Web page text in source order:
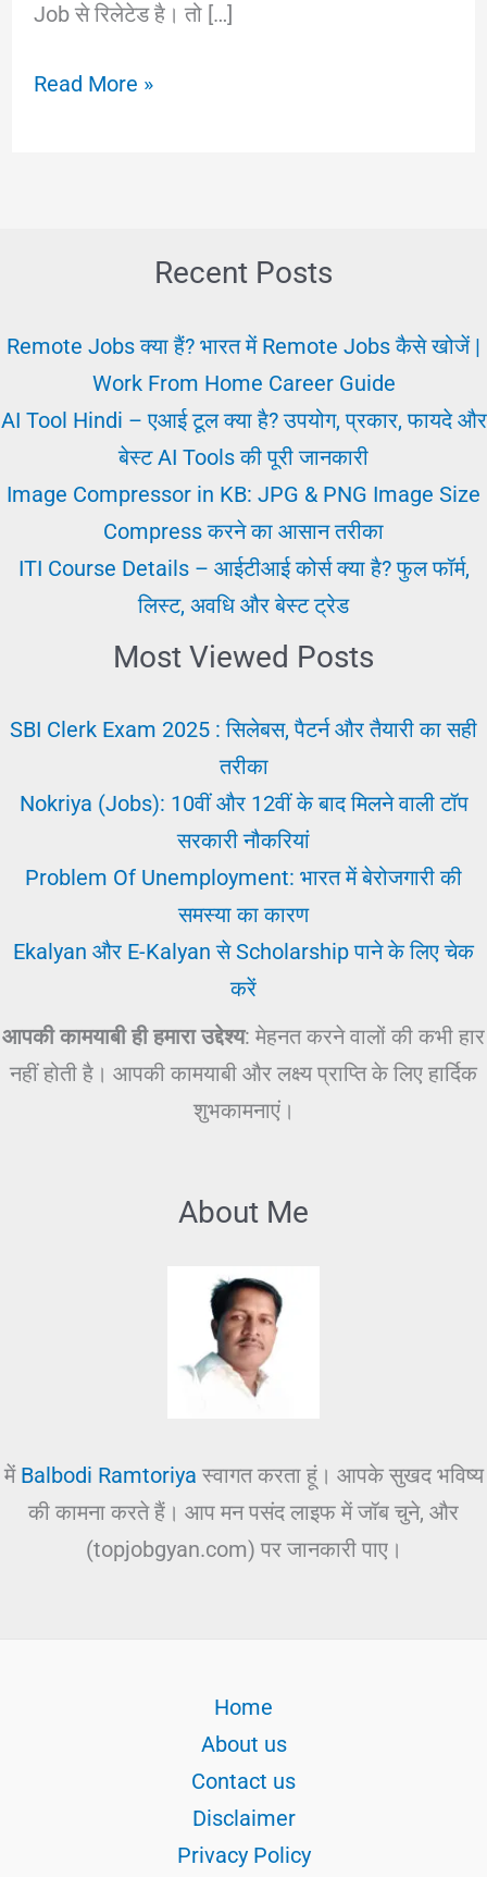
Job से रिलेटेड है। तो […]
12th
की
प्रक्रिया-
Railway
ki
Read More »
Recent Posts
Remote Jobs क्या हैं? भारत में Remote Jobs कैसे खोजें |
Work From Home Career Guide
AI Tool Hindi – एआई टूल क्या है? उपयोग, प्रकार, फायदे और
बेस्ट AI Tools की पूरी जानकारी
Image Compressor in KB: JPG & PNG Image Size
Compress करने का आसान तरीका
ITI Course Details – आईटीआई कोर्स क्या है? फुल फॉर्म,
लिस्ट, अवधि और बेस्ट ट्रेड
Most Viewed Posts
SBI Clerk Exam 2025 : सिलेबस, पैटर्न और तैयारी का सही
तरीका
Nokriya (Jobs): 10वीं और 12वीं के बाद मिलने वाली टॉप
सरकारी नौकरियां
Problem Of Unemployment: भारत में बेरोजगारी की
समस्या का कारण
Ekalyan और E-Kalyan से Scholarship पाने के लिए चेक
करें
आपकी कामयाबी ही हमारा उद्देश्य: मेहनत करने वालों की कभी हार
नहीं होती है। आपकी कामयाबी और लक्ष्य प्राप्ति के लिए हार्दिक
शुभकामनाएं।
About Me
में Balbodi Ramtoriya स्वागत करता हूं। आपके सुखद भविष्य
की कामना करते हैं। आप मन पसंद लाइफ में जॉब चुने, और
(topjobgyan.com) पर जानकारी पाए।
Home
About us
Contact us
Disclaimer
Privacy Policy